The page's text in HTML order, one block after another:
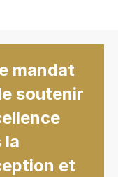
mandat
soutenir
la
et